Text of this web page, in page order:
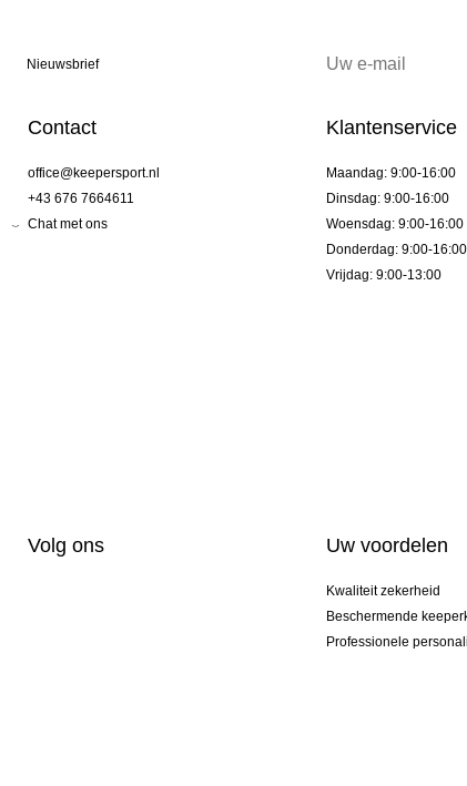
Nieuwsbrief
Contact
office@keepersport.nl
+43 676 7664611
Chat met ons
Klantenservice
Maandag: 9:00-16:00
Dinsdag: 9:00-16:00
Woensdag: 9:00-16:00
Donderdag: 9:00-16:00
Vrijdag: 9:00-13:00
Volg ons Uw voordelen
Kwaliteit zekerheid
Beschermende
Professionele